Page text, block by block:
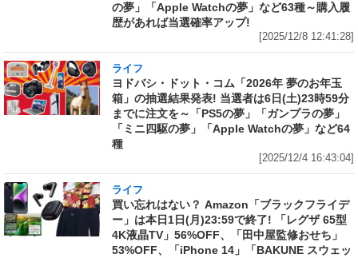
の夢」「Apple Watchの夢」など63種～購入履
歴があれば当選確率アップ!
[2025/12/8 12:41:28]
ライフ
ヨドバシ・ドット・コム「2026年 夢のお年玉
箱」の抽選結果発表! 当選者は6日(土)23時59分
までに注文を～「PS5の夢」「ガンプラの夢」
「ミニ四駆の夢」「Apple Watchの夢」など64
種
[2025/12/4 16:43:04]
ライフ
買い忘れはない？ Amazon「ブラックフライデ
ー」は本日1日(月)23:59で終了! 「レグザ 65型
4K液晶TV」56%OFF、「田中屋監修おせち」
53%OFF、「iPhone 14」「BAKUNE スウェッ